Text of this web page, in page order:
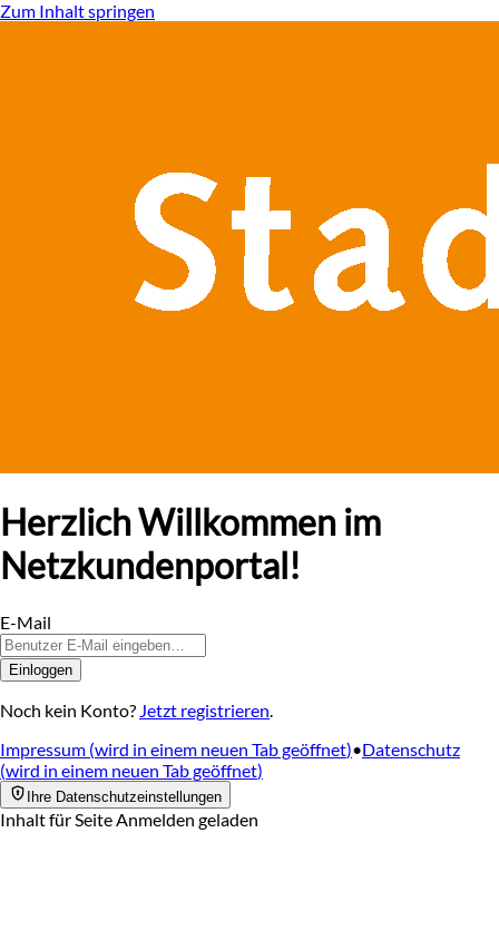
Zum Inhalt springen
Herzlich Willkommen im
Netzkundenportal!
E-Mail
Einloggen
Noch kein Konto? Jetzt registrieren.
Impressum (wird in einem neuen Tab geöffnet)•Datenschutz
(wird in einem neuen Tab geöffnet)
Ihre Datenschutzeinstellungen
Inhalt für Seite Anmelden geladen